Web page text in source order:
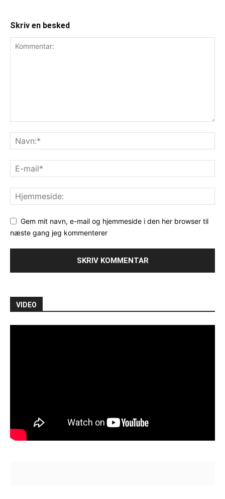
Skriv en besked
Gem mit navn, e-mail og hjemmeside i den her browser til
næste gang jeg kommenterer
VIDEO